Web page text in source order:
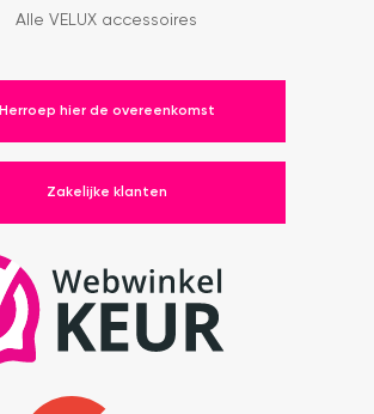
Alle VELUX accessoires
Herroep hier de overeenkomst
Zakelijke klanten